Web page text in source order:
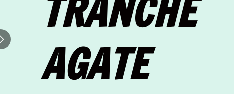
AGATE